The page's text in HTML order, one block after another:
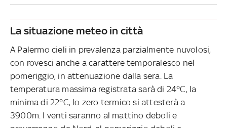
La situazione meteo in città
A Palermo cieli in prevalenza parzialmente nuvolosi,
con rovesci anche a carattere temporalesco nel
pomeriggio, in attenuazione dalla sera. La
temperatura massima registrata sarà di 24°C, la
minima di 22°C, lo zero termico si attesterà a
3900m. I venti saranno al mattino deboli e